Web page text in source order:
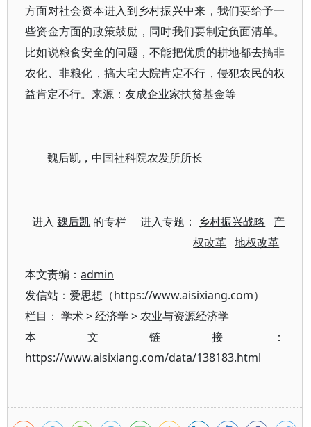
方面对社会资本进入到乡村振兴中来，我们要给予一
些资金方面的政策鼓励，同时我们要制定负面清单。
比如说粮食安全的问题，不能把优质的耕地都去搞非
农化、非粮化，搞大宅大院肯定不行，侵犯农民的权
益肯定不行。来源：友成企业家扶贫基金等
魏后凯，中国社科院农发所所长
进入魏后凯 的专栏 进入专题： 乡村振兴战略
产
权改革 地权改革
本文责编： admin
发信站：爱思想（https://www.aisixiang.com）
栏目： 学术>经济学 >农业与资源经济学
本文链接：
https://www.aisixiang.com/data/138183.html